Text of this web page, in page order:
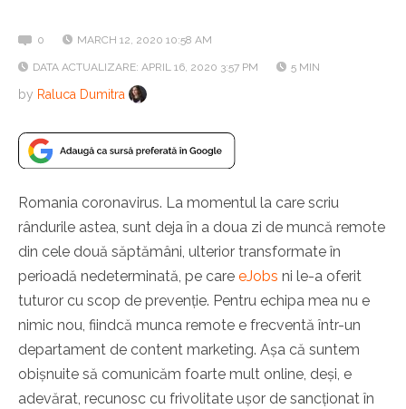
0 MARCH 12, 2020 10:58 AM
DATA ACTUALIZARE: APRIL 16, 2020 3:57 PM 5 MIN
by Raluca Dumitra
Romania coronavirus. La momentul la care scriu
rândurile astea, sunt deja în a doua zi de muncă remote
din cele două săptămâni, ulterior transformate în
perioadă nedeterminată, pe care eJobs ni le-a oferit
tuturor cu scop de prevenție. Pentru echipa mea nu e
nimic nou, fiindcă munca remote e frecventă într-un
departament de content marketing. Așa că suntem
obișnuite să comunicăm foarte mult online, deși, e
adevărat, recunosc cu frivolitate ușor de sancționat în